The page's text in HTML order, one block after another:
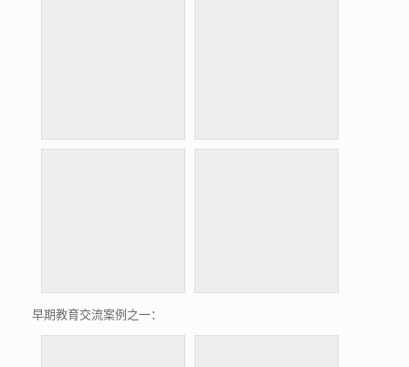
早期教育交流案例之一：